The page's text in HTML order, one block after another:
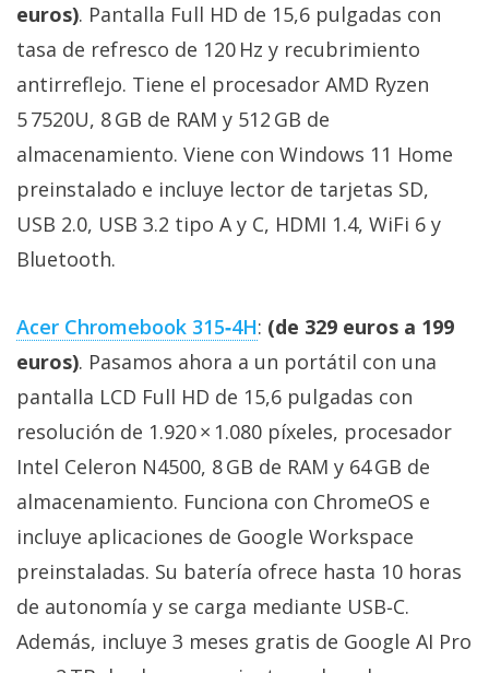
euros). Pantalla Full HD de 15,6 pulgadas con
tasa de refresco de 120 Hz y recubrimiento
antirreflejo. Tiene el procesador AMD Ryzen
5 7520U, 8 GB de RAM y 512 GB de
almacenamiento. Viene con Windows 11 Home
preinstalado e incluye lector de tarjetas SD,
USB 2.0, USB 3.2 tipo A y C, HDMI 1.4, WiFi 6 y
Bluetooth.
Acer Chromebook 315‑4H: (de 329 euros a 199
euros). Pasamos ahora a un portátil con una
pantalla LCD Full HD de 15,6 pulgadas con
resolución de 1.920 × 1.080 píxeles, procesador
Intel Celeron N4500, 8 GB de RAM y 64 GB de
almacenamiento. Funciona con ChromeOS e
incluye aplicaciones de Google Workspace
preinstaladas. Su batería ofrece hasta 10 horas
de autonomía y se carga mediante USB‑C.
Además, incluye 3 meses gratis de Google AI Pro